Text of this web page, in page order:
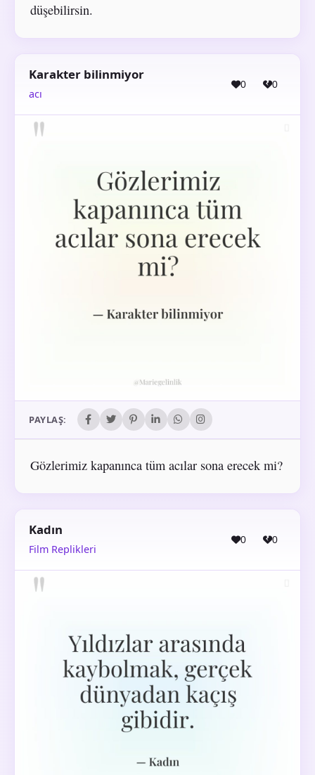
düşebilirsin.
Karakter bilinmiyor
acı
0 0
PAYLAŞ:
Gözlerimiz kapanınca tüm acılar sona erecek mi?
Kadın
Film Replikleri
0 0